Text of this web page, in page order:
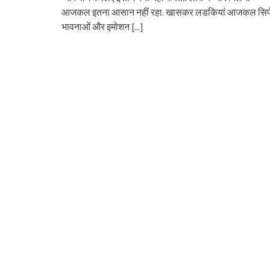
आजकल इतना आसान नहीं रहा. खासकर लडकियां आजकल
भावनाओं और इमोशन[...]